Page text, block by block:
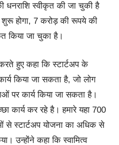
धनराशि स्वीकृत की जा चुकी है
होगा, 7 करोड़ की रूपये की
किया जा चुका है।
हुए कहा कि स्टार्टअप के
किया जा सकता है, जो लोग
पर कार्य किया जा सकता है।
कार्य कर रहे है। हमारे यहा 700
से स्टार्टअप योजना का अधिक से
उन्होंने कहा कि स्वामित्व